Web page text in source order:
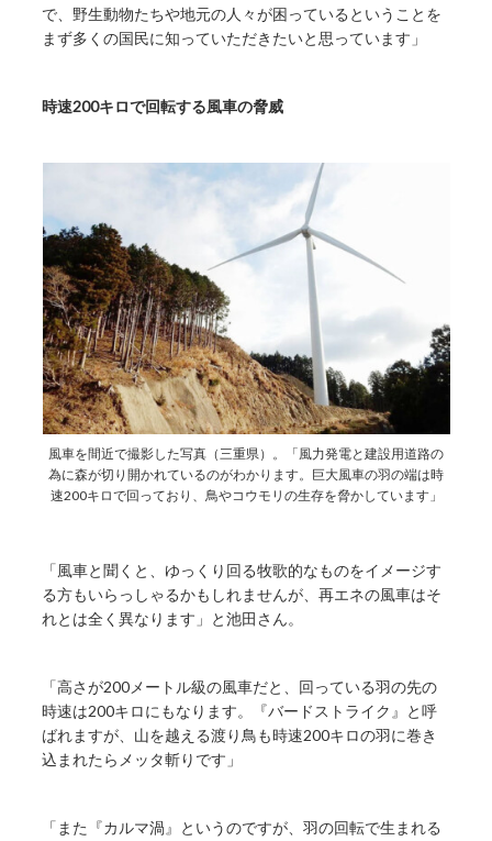
で、野生動物たちや地元の人々が困っているということを
まず多くの国民に知っていただきたいと思っています」
時速200キロで回転する風車の脅威
風車を間近で撮影した写真（三重県）。「風力発電と建設用道路の
為に森が切り開かれているのがわかります。巨大風車の羽の端は時
速200キロで回っており、鳥やコウモリの生存を脅かしています」
「風車と聞くと、ゆっくり回る牧歌的なものをイメージす
る方もいらっしゃるかもしれませんが、再エネの風車はそ
れとは全く異なります」と池田さん。
「高さが200メートル級の風車だと、回っている羽の先の
時速は200キロにもなります。『バードストライク』と呼
ばれますが、山を越える渡り鳥も時速200キロの羽に巻き
込まれたらメッタ斬りです」
「また『カルマ渦』というのですが、羽の回転で生まれる